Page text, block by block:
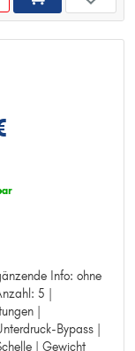
Info: ohne
5 |
|
Bypass |
| Gewicht
Kühler